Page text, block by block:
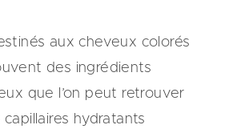
aux cheveux colorés
des ingrédients
que l’on peut retrouver
hydratants